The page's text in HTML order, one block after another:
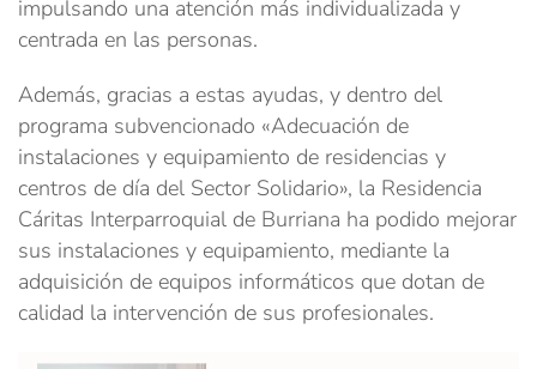
impulsando una atención más individualizada y
centrada en las personas.
Además, gracias a estas ayudas, y dentro del
programa subvencionado «Adecuación de
instalaciones y equipamiento de residencias y
centros de día del Sector Solidario», la Residencia
Cáritas Interparroquial de Burriana ha podido mejorar
sus instalaciones y equipamiento, mediante la
adquisición de equipos informáticos que dotan de
calidad la intervención de sus profesionales.